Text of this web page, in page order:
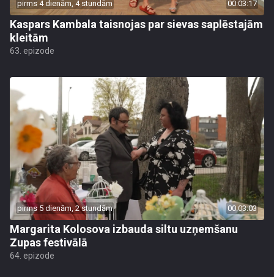
pirms 4 dienām, 4 stundām 00:03:17
Kaspars Kambala taisnojas par sievas saplēstajām
kleitām
63. epizode
pirms 5 dienām, 2 stundām 00:03:03
Margarita Kolosova izbauda siltu uzņemšanu
Zupas festivālā
64. epizode